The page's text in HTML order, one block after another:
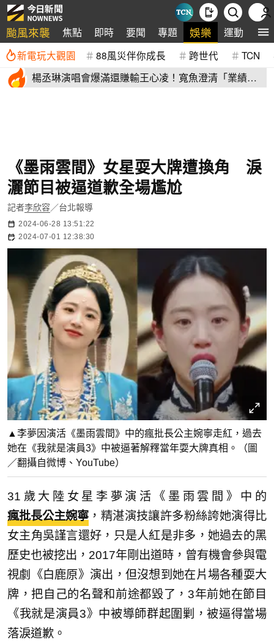
颱風來襲 焦點 即時 要聞 專題 娛樂 運動 全
新電玩大觀園 88風災伴你成長 跨世代 TCN
楊丞琳演唱會爆滿還賺輸王心凌！寬魚澄清「業績沒
《墨雨雲間》女星耍大牌遭換角 淚
灑節目被逼道歉全場尷尬
記者李欣容／台北報導
2024-06-28 13:51:22
2024-07-01 12:38:30
▲李夢因演活《墨雨雲間》中的瘋批長公主婉寧走紅，過去
她在《我就是演員3》中被逼著解釋當年耍大牌真相。（圖
／翻攝自微博、YouTube）
31歲大陸女星李夢演活《墨雨雲間》中的
瘋批長公主婉寧 ，精湛演技讓許多粉絲誇她演得比
女主角吳謹言還好，只是人紅是非多，她過去的黑
歷史也被挖出，2017年剛出道時，曾有機會參與電
視劇《白鹿原》演出，但沒想到她在片場各種耍大
牌，把自己的名聲和前途都毀了，3年前她在節目
《我就是演員3》中被導師群起圍剿，被逼得當場
落淚道歉。